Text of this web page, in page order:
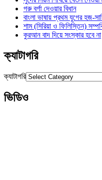
গরু বর্গা দেওয়ার বিধান
বাংলা ভাষায় প্রথম যুগের হজ-
শাম (সিরিয়া ও ফিলিস্তিন)
কুরআন বাদ দিয়ে সংস্কার হবে না
ক্যাটাগরি
ক্যাটাগরি
ভিডিও